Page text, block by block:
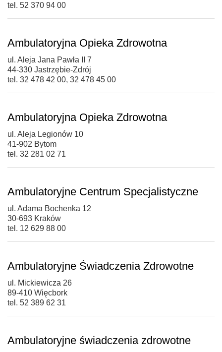
tel. 52 370 94 00
Ambulatoryjna Opieka Zdrowotna
ul. Aleja Jana Pawła II 7
44-330 Jastrzębie-Zdrój
tel. 32 478 42 00, 32 478 45 00
Ambulatoryjna Opieka Zdrowotna
ul. Aleja Legionów 10
41-902 Bytom
tel. 32 281 02 71
Ambulatoryjne Centrum Specjalistyczne
ul. Adama Bochenka 12
30-693 Kraków
tel. 12 629 88 00
Ambulatoryjne Świadczenia Zdrowotne
ul. Mickiewicza 26
89-410 Więcbork
tel. 52 389 62 31
Ambulatoryjne świadczenia zdrowotne